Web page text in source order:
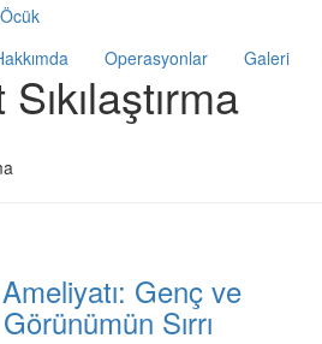
Operasyonlar Galeri
Genç ve
Sırrı